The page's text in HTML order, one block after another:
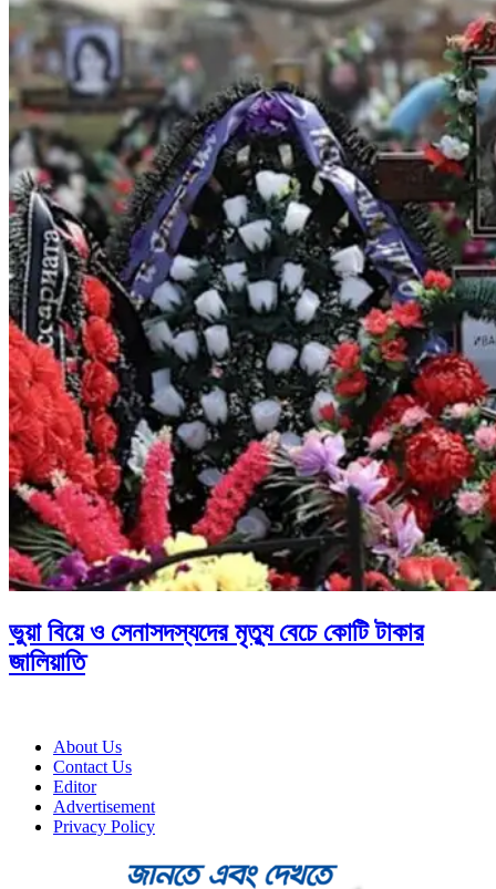
ভুয়া বিয়ে ও সেনাসদস্যদের মৃত্যু বেচে কোটি টাকার
জালিয়াতি
About Us
Contact Us
Editor
Advertisement
Privacy Policy